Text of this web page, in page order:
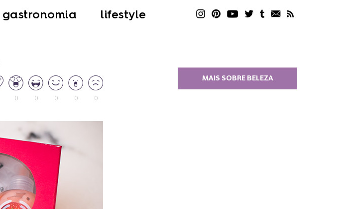
gastronomia lifestyle
0 0 0 0 0
MAIS SOBRE BELEZA